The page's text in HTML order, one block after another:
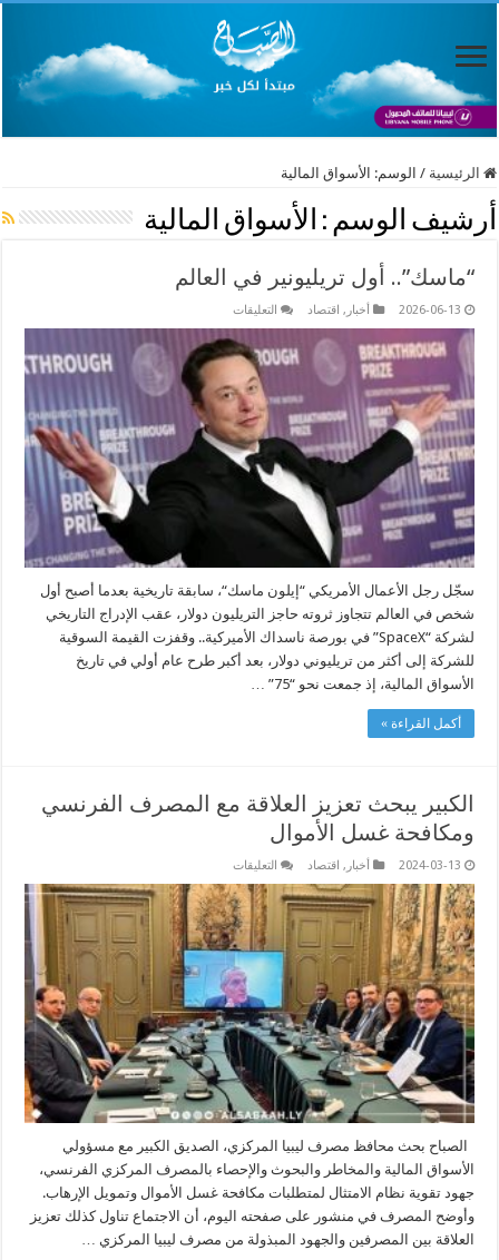
الرئيسية / الوسم: الأسواق المالية
أرشيف الوسم : الأسواق المالية
“ماسك”.. أول تريليونير في العالم
2026-06-13 أخبار , اقتصاد التعليقات
أول
تريليونير
مغلقة
سجّل رجل الأعمال الأمريكي “إيلون ماسك“، سابقة تاريخية بعدما أصبح أول
شخص في العالم تتجاوز ثروته حاجز التريليون دولار، عقب الإدراج التاريخي
لشركة “SpaceX” في بورصة ناسداك الأميركية.. وقفزت القيمة السوقية
للشركة إلى أكثر من تريليوني دولار، بعد أكبر طرح عام أولي في تاريخ
الأسواق المالية، إذ جمعت نحو “75” …
أكمل القراءة »
الكبير يبحث تعزيز العلاقة مع المصرف الفرنسي
ومكافحة غسل الأموال
2024-03-13 أخبار , اقتصاد التعليقات
يبحث
تعزيز
العلاقة
مع
المصرف
الفرنسي
ومكافحة
غسل
الأموال
مغلقة
الصباح بحث محافظ مصرف ليبيا المركزي، الصديق الكبير مع مسؤولي
الأسواق المالية والمخاطر والبحوث والإحصاء بالمصرف المركزي الفرنسي،
جهود تقوية نظام الامتثال لمتطلبات مكافحة غسل الأموال وتمويل الإرهاب.
وأوضح المصرف في منشور على صفحته اليوم، أن الاجتماع تناول كذلك تعزيز
العلاقة بين المصرفين والجهود المبذولة من مصرف ليبيا المركزي …